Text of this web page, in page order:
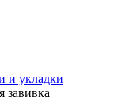
и укладки
завивка